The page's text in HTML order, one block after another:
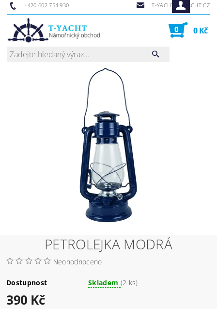
+420 602 754 930 T-YACHT@T-YACHT.CZ
0 0 Kč
PETROLEJKA MODRÁ
Neohodnoceno
Dostupnost Skladem (2 ks)
390 Kč